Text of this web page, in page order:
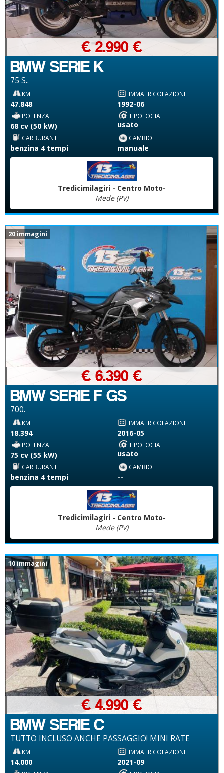
BMW SERIE K
75 S..
€ 2.990 €
KM
47.848
IMMATRICOLAZIONE
1992-06
POTENZA
68 cv (50 kW)
TIPOLOGIA
usato
CARBURANTE
benzina 4 tempi
CAMBIO
manuale
Tredicimilagiri - Centro Moto-
Mede (PV)
20 immagini
BMW SERIE F GS
700.
€ 6.390 €
KM
18.394
IMMATRICOLAZIONE
2016-05
POTENZA
75 cv (55 kW)
TIPOLOGIA
usato
CARBURANTE
benzina 4 tempi
CAMBIO
--
Tredicimilagiri - Centro Moto-
Mede (PV)
10 immagini
BMW SERIE C
TUTTO INCLUSO ANCHE PASSAGGIO! MINI RATE
€ 4.990 €
KM
14.000
IMMATRICOLAZIONE
2021-09